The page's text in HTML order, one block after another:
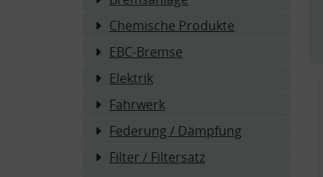
Chemische Produkte
EBC-Bremse
Elektrik
Fahrwerk
Federung / Dämpfung
Filter / Filtersatz